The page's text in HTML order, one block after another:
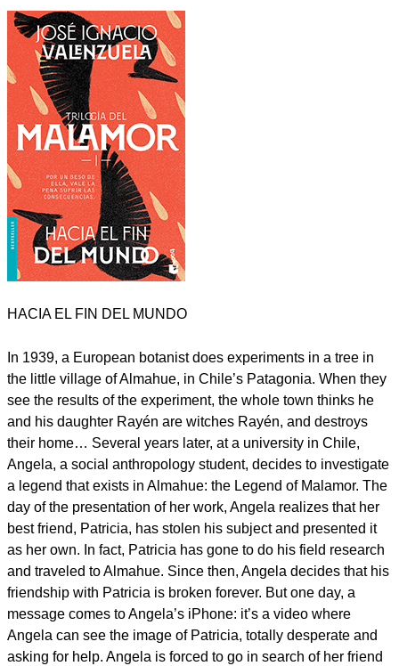
HACIA EL FIN DEL MUNDO
In 1939, a European botanist does experiments in a tree in
the little village of Almahue, in Chile’s Patagonia. When they
see the results of the experiment, the whole town thinks he
and his daughter Rayén are witches Rayén, and destroys
their home… Several years later, at a university in Chile,
Angela, a social anthropology student, decides to investigate
a legend that exists in Almahue: the Legend of Malamor. The
day of the presentation of her work, Angela realizes that her
best friend, Patricia, has stolen his subject and presented it
as her own. In fact, Patricia has gone to do his field research
and traveled to Almahue. Since then, Angela decides that his
friendship with Patricia is broken forever. But one day, a
message comes to Angela’s iPhone: it’s a video where
Angela can see the image of Patricia, totally desperate and
asking for help. Angela is forced to go in search of her friend